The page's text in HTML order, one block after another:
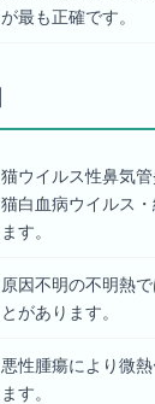
が最も正確です。
猫ウイルス性鼻気
猫白血病ウイルス
ます。
原因不明の不明熱
とがあります。
悪性腫瘍により微
ます。